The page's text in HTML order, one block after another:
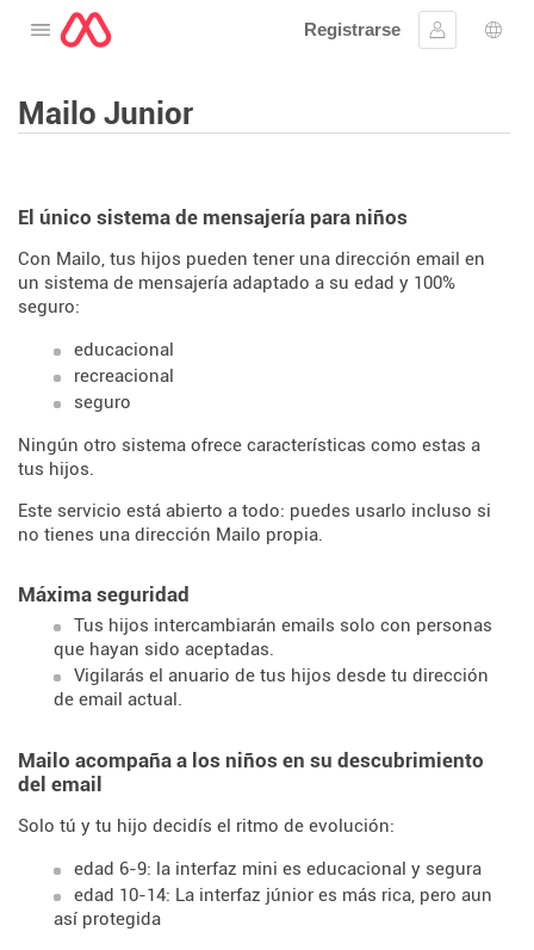
Abre el menú
Registrarse
Ingresar
Mailo Junior
El único sistema de mensajería para niños
Con Mailo, tus hijos pueden tener una dirección email en
un sistema de mensajería adaptado a su edad y 100%
seguro:
educacional
recreacional
seguro
Ningún otro sistema ofrece características como estas a
tus hijos.
Este servicio está abierto a todo: puedes usarlo incluso si
no tienes una dirección Mailo propia.
Máxima seguridad
Tus hijos intercambiarán emails solo con personas
que hayan sido aceptadas.
Vigilarás el anuario de tus hijos desde tu dirección
de email actual.
Mailo acompaña a los niños en su descubrimiento
del email
Solo tú y tu hijo decidís el ritmo de evolución:
edad 6-9: la interfaz mini es educacional y segura
edad 10-14: La interfaz júnior es más rica, pero aun
así protegida